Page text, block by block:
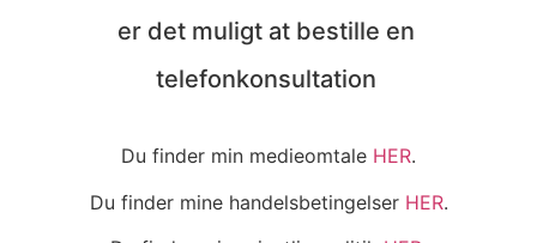
er det muligt at bestille en
telefonkonsultation
Du finder min medieomtale HER.
Du finder mine handelsbetingelser HER.